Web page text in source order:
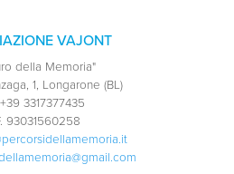
VAJONT
della Memoria"
1, Longarone (BL)
+39 3317377435
93031560258